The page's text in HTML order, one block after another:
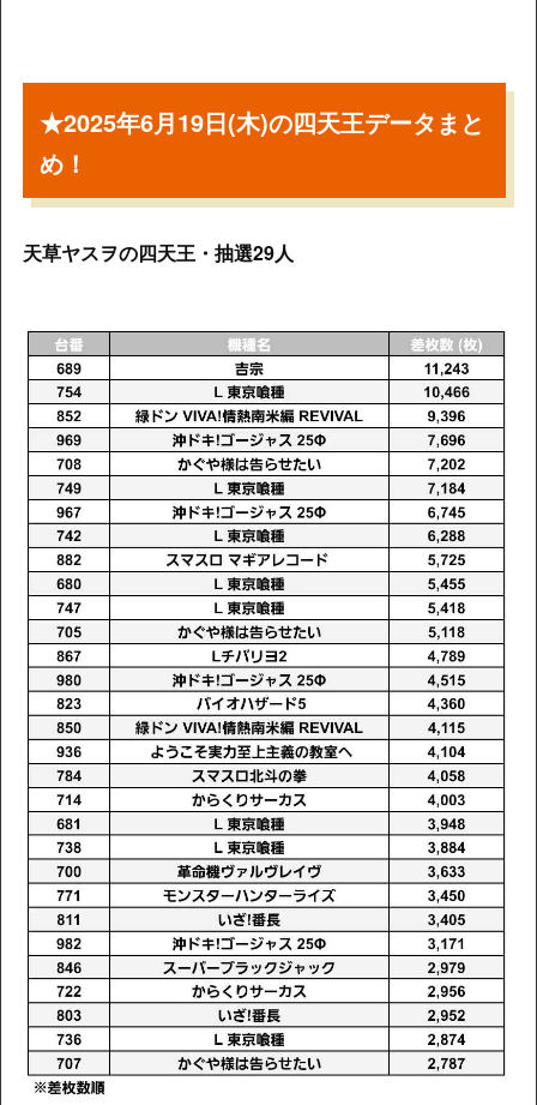
★2025年6月19日(木)の四天王データまと
め！
天草ヤスヲの四天王・抽選29人